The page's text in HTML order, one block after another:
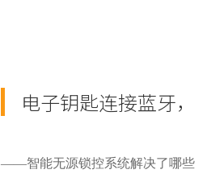
电子钥匙连接蓝牙，
——智能无源锁控系统解决了哪些